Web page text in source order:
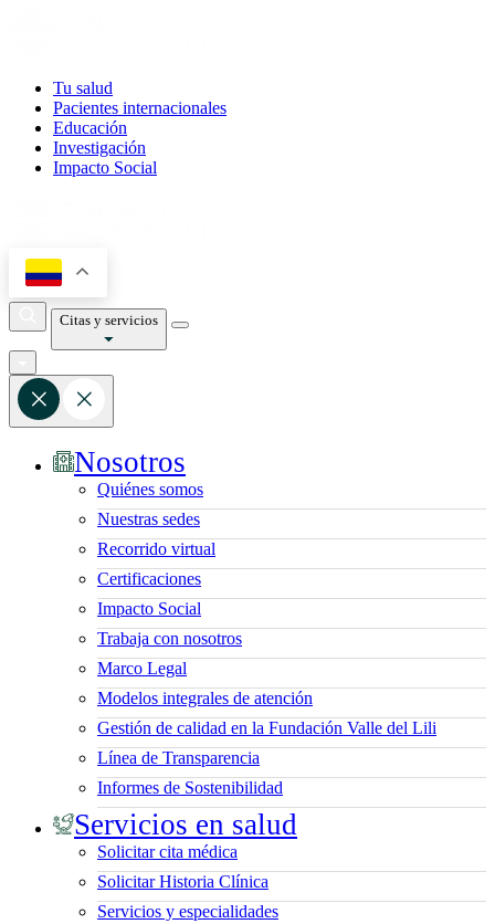
Tu salud
Pacientes internacionales
Educación
Investigación
Impacto Social
Citas y servicios
Nosotros
Quiénes somos
Nuestras sedes
Recorrido virtual
Certificaciones
Impacto Social
Trabaja con nosotros
Marco Legal
Modelos integrales de atención
Gestión de calidad en la Fundación Valle del Lili
Línea de Transparencia
Informes de Sostenibilidad
Servicios en salud
Solicitar cita médica
Solicitar Historia Clínica
Servicios y especialidades